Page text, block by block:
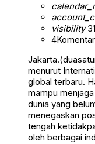
visibility
4Komentar
menurut
global terbaru.
mampu
dunia yang
menegaskan
tengah
oleh berbagai